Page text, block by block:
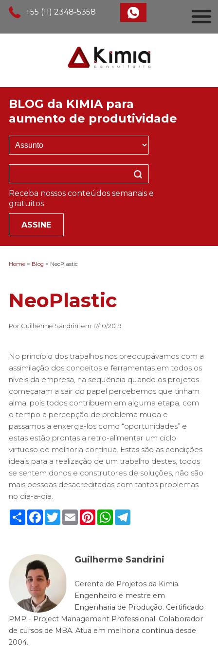
+55 (11) 2348-5358
BLOG da KIMIA para
aumento de produtividade
Receba nossos conteúdos semanais e
gratuitos
ASSINE
Home> Blog > NeoPlastic
NeoPlastic
Por Guilherme Sandrini em 17/10/2019
No princípio dos trabalhos nos preocupávamos com a
assimilação dos conceitos e ferramentas em todos os
níveis da empresa, na sequência quando os projetos
começaram a sair do papel percebemos que tinham
alma, pois todos contribuem em alguma etapa, com
o tempo a percepção de problema muda e
passamos a enxerga-los como “oportunidades” e
estas estão prontas a retro-alimentar um ciclo
virtuoso de melhoria contínua. Estas são as condições
ideais para a realização de um trabalho destes, todos
se sentem donos e construtores de soluções, não são
mais pessoas desacreditadas com tantos problemas
no dia-a-dia.
ShareFacebook
TwitterEmailPinterestWhatsApp
Telegram
Guilherme Sandrini
Gerente de Projetos da Kimia.
Engenheiro e mestre em
Engenharia de Produção. Certificado
PMP - Project Management Professional. Colaborador
de cursos de MBA. Atua em melhoria contínua desde
2004.